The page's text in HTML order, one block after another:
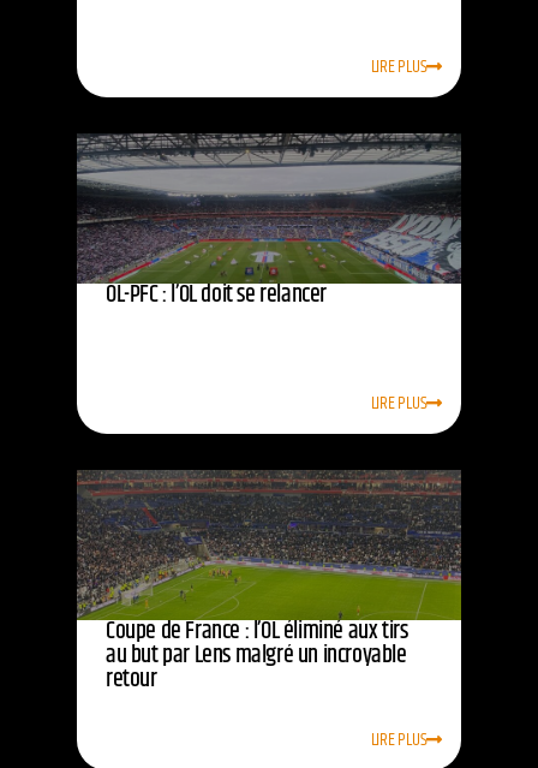
LIRE PLUS
OL-PFC : l’OL doit se relancer
LIRE PLUS
Coupe de France : l’OL éliminé aux tirs
au but par Lens malgré un incroyable
retour
LIRE PLUS